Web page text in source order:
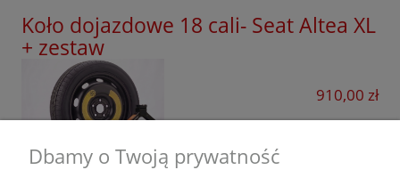
Koło dojazdowe 18 cali- Seat Altea XL
+ zestaw
910,00 zł
Dbamy o Twoją prywatność